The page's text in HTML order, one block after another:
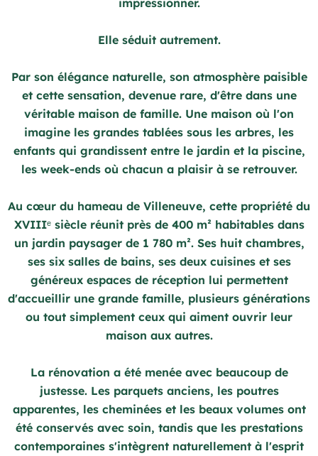
impressionner.
Elle séduit autrement.
Par son élégance naturelle, son atmosphère paisible
et cette sensation, devenue rare, d'être dans une
véritable maison de famille. Une maison où l'on
imagine les grandes tablées sous les arbres, les
enfants qui grandissent entre le jardin et la piscine,
les week-ends où chacun a plaisir à se retrouver.
Au cœur du hameau de Villeneuve, cette propriété du
XVIIIᵉ siècle réunit près de 400 m² habitables dans
un jardin paysager de 1 780 m². Ses huit chambres,
ses six salles de bains, ses deux cuisines et ses
généreux espaces de réception lui permettent
d'accueillir une grande famille, plusieurs générations
ou tout simplement ceux qui aiment ouvrir leur
maison aux autres.
La rénovation a été menée avec beaucoup de
justesse. Les parquets anciens, les poutres
apparentes, les cheminées et les beaux volumes ont
été conservés avec soin, tandis que les prestations
contemporaines s'intègrent naturellement à l'esprit